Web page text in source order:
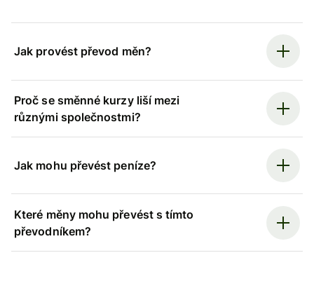
Jak provést převod měn?
Proč se směnné kurzy liší mezi
různými společnostmi?
Jak mohu převést peníze?
Které měny mohu převést s tímto
převodníkem?